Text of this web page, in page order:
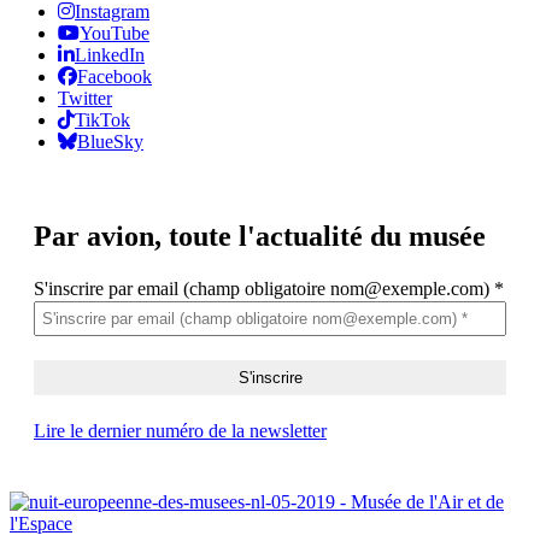
Instagram
YouTube
LinkedIn
Facebook
Twitter
TikTok
BlueSky
Par avion, toute l'actualité du musée
S'inscrire par email (champ obligatoire nom@exemple.com) *
Lire le dernier numéro de la newsletter